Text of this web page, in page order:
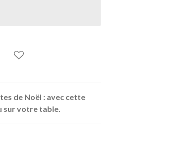
de Noël : avec cette
sur votre table.